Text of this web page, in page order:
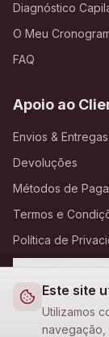
Este site
Utilizamos
navegação,
Diagnóstico
O Meu
FAQ
Apoio ao
Envios & Entregas
Devoluções
Métodos de
Termos e
Política de
Definições de
A Loja Nova